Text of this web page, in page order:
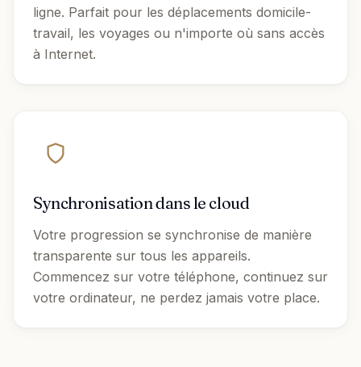
ligne. Parfait pour les déplacements domicile-
travail, les voyages ou n'importe où sans accès
à Internet.
Synchronisation dans le cloud
Votre progression se synchronise de manière
transparente sur tous les appareils.
Commencez sur votre téléphone, continuez sur
votre ordinateur, ne perdez jamais votre place.